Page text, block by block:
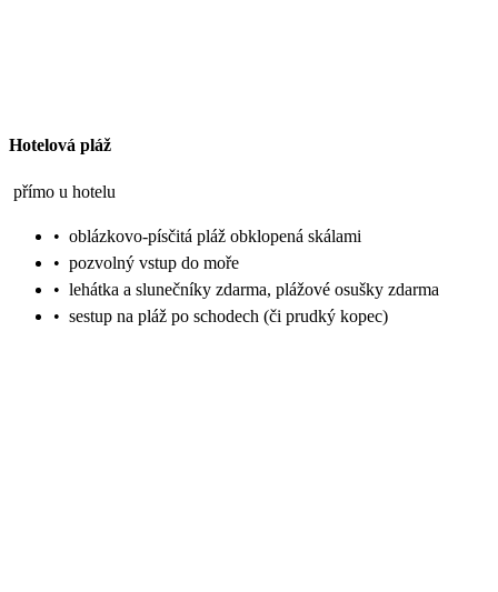
Hotelová pláž
přímo u hotelu
• oblázkovo-písčitá pláž obklopená skálami
• pozvolný vstup do moře
• lehátka a slunečníky zdarma, plážové osušky zdarma
• sestup na pláž po schodech (či prudký kopec)